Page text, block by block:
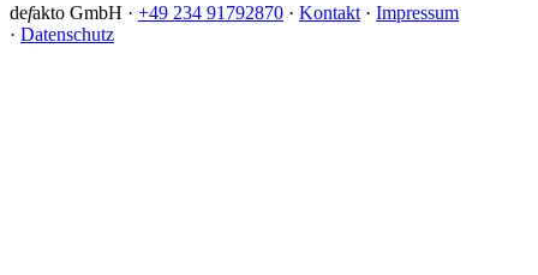
defakto GmbH · +49 234 91792870 · Kontakt · Impressum
· Datenschutz